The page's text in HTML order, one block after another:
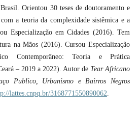
Orientou 30 teses de doutoramento e
a teoria da complexidade sistêmica e a
Especialização em Cidades (2016). Tem
na Mãos (2016). Cursou Especialização
Contemporâneo: Teoria e Prática
– 2019 a 2022). Autor de Tear Africano
Publico, Urbanismo e Bairros Negros
lattes.cnpq.br/3168771550890062